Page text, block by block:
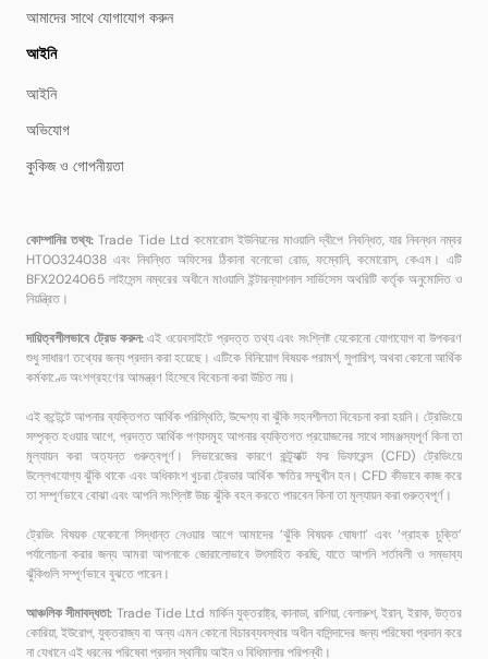
আমাদের সাথে যোগাযোগ করুন
আইনি
আইনি
অভিযোগ
কুকিজ ও গোপনীয়তা
কোম্পানির তথ্য: Trade Tide Ltd কমোরোস ইউনিয়নের মাওয়ালি দ্বীপে নিবন্ধিত, যার নিবন্ধন নম্বর
HT00324038 এবং নিবন্ধিত অফিসের ঠিকানা বনোভো রোড, ফম্বোনি, কমোরোস, কেএম। এটি
BFX2024065 লাইসেন্স নম্বরের অধীনে মাওয়ালি ইন্টারন্যাশনাল সার্ভিসেস অথরিটি কর্তৃক অনুমোদিত ও
নিয়ন্ত্রিত।
দায়িত্বশীলভাবে ট্রেড করুন:এই ওয়েবসাইটে প্রদত্ত তথ্য এবং সংশ্লিষ্ট যেকোনো যোগাযোগ বা উপকরণ
শুধু সাধারণ তথ্যের জন্য প্রদান করা হয়েছে। এটিকে বিনিয়োগ বিষয়ক পরামর্শ, সুপারিশ, অথবা কোনো আর্থিক
কর্মকাণ্ডে অংশগ্রহণের আমন্ত্রণ হিসেবে বিবেচনা করা উচিত নয়।
এই কন্টেন্টে আপনার ব্যক্তিগত আর্থিক পরিস্থিতি, উদ্দেশ্য বা ঝুঁকি সহনশীলতা বিবেচনা করা হয়নি। ট্রেডিংয়ে
সম্পৃক্ত হওয়ার আগে, প্রদত্ত আর্থিক পণ্যসমূহ আপনার ব্যক্তিগত প্রয়োজনের সাথে সামঞ্জস্যপূর্ণ কিনা তা
মূল্যায়ন করা অত্যন্ত গুরুত্বপূর্ণ। লিভারেজের কারণে কন্ট্র্যাক্ট ফর ডিফারেন্স (CFD) ট্রেডিংয়ে
উল্লেখযোগ্য ঝুঁকি থাকে এবং অধিকাংশ খুচরা ট্রেডার আর্থিক ক্ষতির সম্মুখীন হন। CFD কীভাবে কাজ করে
তা সম্পূর্ণভাবে বোঝা এবং আপনি সংশ্লিষ্ট উচ্চ ঝুঁকি বহন করতে পারবেন কিনা তা মূল্যায়ন করা গুরুত্বপূর্ণ।
ট্রেডিং বিষয়ক যেকোনো সিদ্ধান্ত নেওয়ার আগে আমাদের ‘ঝুঁকি বিষয়ক ঘোষণা’ এবং ‘গ্রাহক চুক্তি’
পর্যালোচনা করার জন্য আমরা আপনাকে জোরালোভাবে উৎসাহিত করছি, যাতে আপনি শর্তাবলী ও সম্ভাব্য
ঝুঁকিগুলি সম্পূর্ণভাবে বুঝতে পারেন।
আঞ্চলিক সীমাবদ্ধতা: Trade Tide Ltd মার্কিন যুক্তরাষ্ট্র, কানাডা, রাশিয়া, বেলারুশ, ইরান, ইরাক, উত্তর
কোরিয়া, ইউরোপ, যুক্তরাজ্য বা অন্য এমন কোনো বিচারব্যবস্থার অধীন বাসিন্দাদের জন্য পরিষেবা প্রদান করে
না যেখানে এই ধরনের পরিষেবা প্রদান স্থানীয় আইন ও বিধিমালার পরিপন্থী।